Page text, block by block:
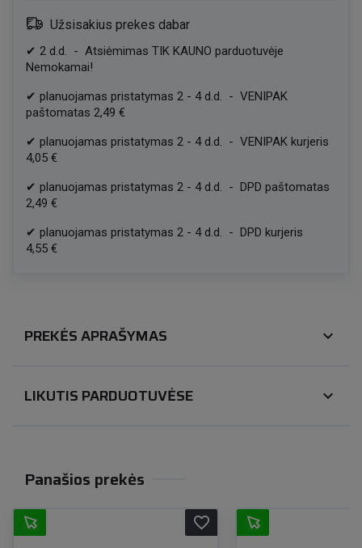
Užsisakius prekes dabar
✔ 2 d.d. - Atsiėmimas TIK KAUNO parduotuvėje
Nemokamai!
✔ planuojamas pristatymas 2 - 4d.d. - VENIPAK
paštomatas 2,49 €
✔ planuojamas pristatymas 2 - 4d.d. - VENIPAK kurjeris
4,05 €
✔ planuojamas pristatymas 2 - 4d.d. - DPD paštomatas
2,49 €
✔ planuojamas pristatymas 2 - 4d.d. - DPD kurjeris
4,55 €
PREKĖS APRAŠYMAS expand_more
LIKUTIS PARDUOTUVĖSE expand_more
Panašios prekės
favorite_border